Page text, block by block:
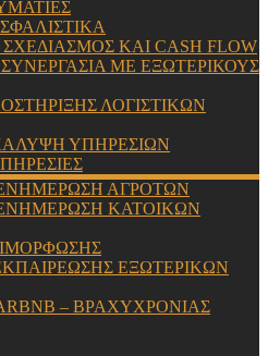
ΚΑΙ CASH FLOW
ΜΕ ΕΞΩΤΕΡΙΚΟΥΣ
ΛΟΓΙΣΤΙΚΩΝ
ΥΠΗΡΕΣΙΩΝ
ΑΓΡΟΤΩΝ
ΚΑΤΟΙΚΩΝ
ΕΞΩΤΕΡΙΚΩΝ
– ΒΡΑΧΥΧΡΟΝΙΑΣ